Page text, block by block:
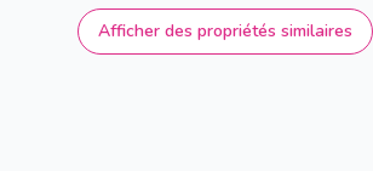
Afficher des propriétés similaires